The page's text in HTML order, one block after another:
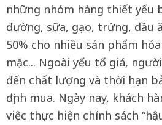
những nhóm hàng thiết yếu
đường, sữa, gạo, trứng, dầu
50% cho nhiều sản phẩm
mặc... Ngoài yếu tố giá,
đến chất lượng và thời hạn
định mua. Ngày nay, khách
việc thực hiện chính sách